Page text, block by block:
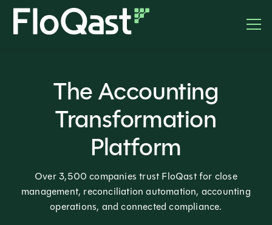
The Accounting
Transformation
Platform
Over 3,500 companies trust FloQast for close
management, reconciliation automation, accounting
operations, and connected compliance.